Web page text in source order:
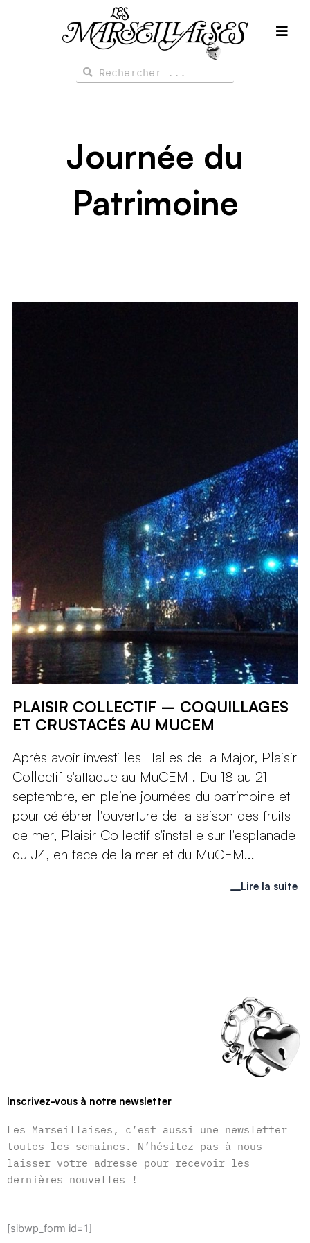
Rechercher
Rechercher
Journée du
Patrimoine
PLAISIR COLLECTIF – COQUILLAGES
ET CRUSTACÉS AU MUCEM
Après avoir investi les Halles de la Major, Plaisir
Collectif s'attaque au MuCEM ! Du 18 au 21
septembre, en pleine journées du patrimoine et
pour célébrer l'ouverture de la saison des fruits
de mer, Plaisir Collectif s'installe sur l'esplanade
du J4, en face de la mer et du MuCEM...
Lire la suite
Inscrivez-vous à notre newsletter
Les Marseillaises, c’est aussi une newsletter
toutes les semaines. N’hésitez pas à nous
laisser votre adresse pour recevoir les
dernières nouvelles !
[sibwp_form id=1]